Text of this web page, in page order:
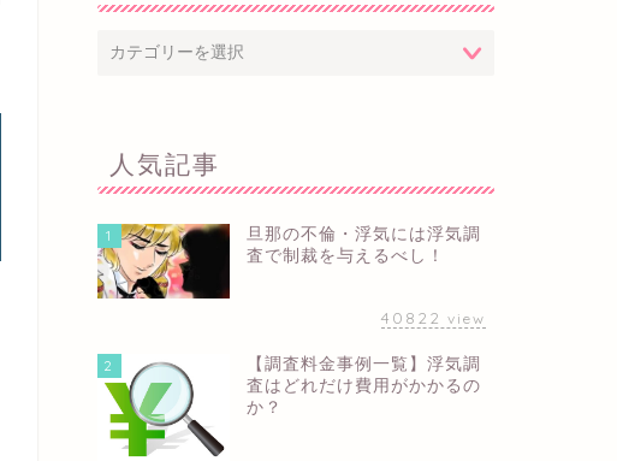
人気記事
1
旦那の不倫・浮気には浮気調
査で制裁を与えるべし！
40822 view
2
【調査料金事例一覧】浮気調
査はどれだけ費用がかかるの
か？